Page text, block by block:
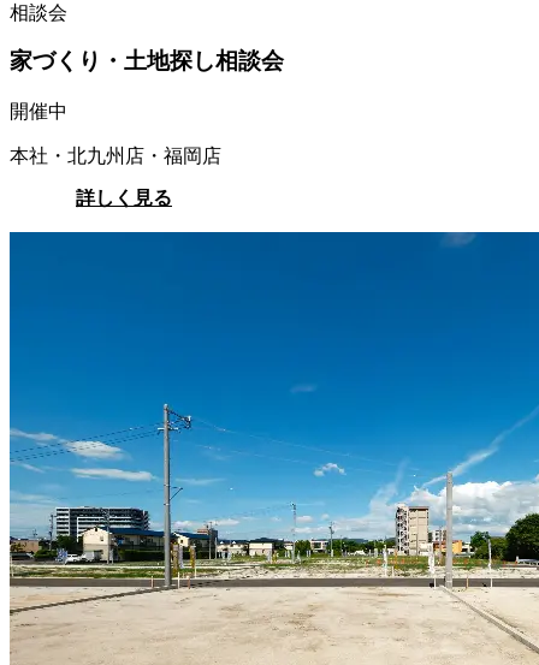
相談会
家づくり・土地探し相談会
開催中
本社・北九州店・福岡店
詳しく見る